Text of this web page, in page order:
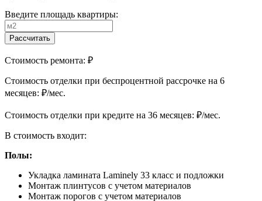
Введите площадь квартиры:
Рассчитать
Стоимость ремонта: ₽
Cтоимость отделки при беспроцентной рассрочке на 6
месяцев: ₽/мес.
Cтоимость отделки при кредите на 36 месяцев: ₽/мес.
В стоимость входит:
Полы:
Укладка ламината Laminely 33 класс и подложки
Монтаж плинтусов с учетом материалов
Монтаж порогов с учетом материалов